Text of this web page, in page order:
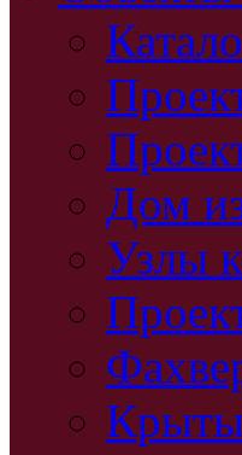
Дом
Узлы